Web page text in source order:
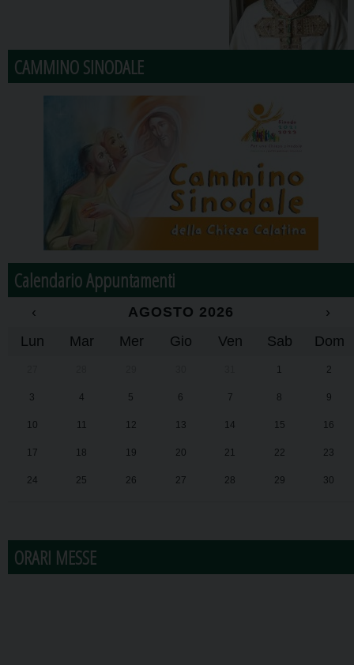
CAMMINO SINODALE
Calendario Appuntamenti
‹ AGOSTO 2026
›
Lun
Mar Mer Gio Ven Sab Dom
1 2
3 4 5 6 7 8 9
10 11 12 13 14 15 16
17 18 19 20 21 22 23
24 25 26 27 28 29 30
ORARI MESSE